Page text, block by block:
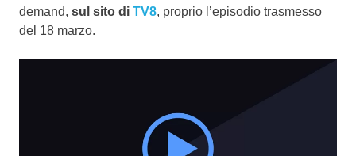
demand, sul sito di TV8, proprio l’episodio trasmesso
del 18 marzo.